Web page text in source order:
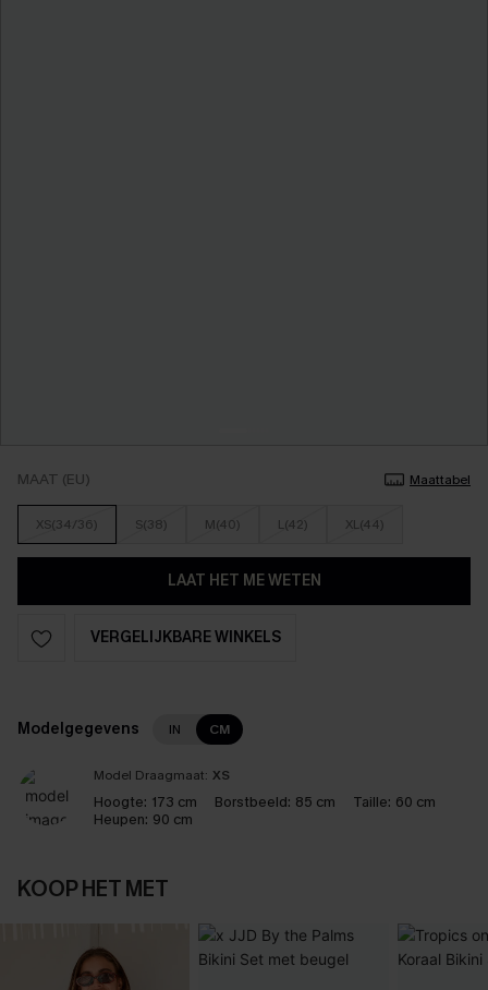
MAAT (EU) Maattabel
XS(34/36) S(38) M(40) L(42) XL(44)
LAAT HET ME WETEN
VERGELIJKBARE WINKELS
Modelgegevens IN CM
Model Draagmaat: XS
Hoogte: 173 cm Borstbeeld: 85 cm Taille: 60 cm
Heupen: 90 cm
KOOP HET MET